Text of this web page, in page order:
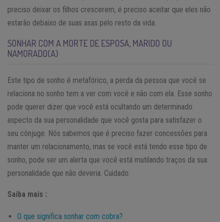
preciso deixar os filhos crescerem, é preciso aceitar que eles não
estarão debaixo de suas asas pelo resto da vida.
SONHAR COM A MORTE DE ESPOSA, MARIDO OU
NAMORADO(A)
Este tipo de sonho é metafórico, a perda da pessoa que você se
relaciona no sonho tem a ver com você e não com ela. Esse sonho
pode querer dizer que você está ocultando um determinado
aspecto da sua personalidade que você gosta para satisfazer o
seu cônjuge. Nós sabemos que é preciso fazer concessões para
manter um relacionamento, mas se você está tendo esse tipo de
sonho, pode ser um alerta que você está mutilando traços da sua
personalidade que não deveria. Cuidado.
Saiba mais :
O que significa sonhar com cobra?